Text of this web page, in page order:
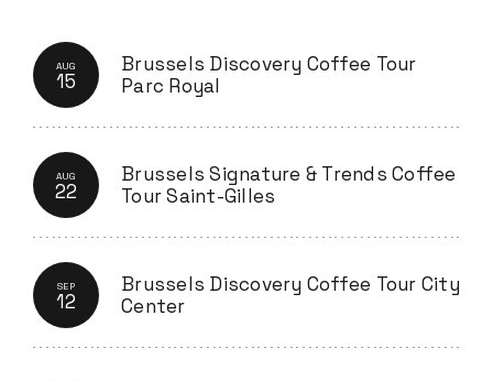
AUG
15
Brussels Discovery Coffee Tour
Parc Royal
AUG
22
Brussels Signature & Trends Coffee
Tour Saint-Gilles
SEP
12
Brussels Discovery Coffee Tour City
Center